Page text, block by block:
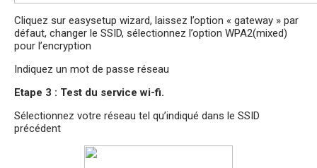
Cliquez sur easysetup wizard, laissez l’option « gateway » par
défaut, changer le SSID, sélectionnez l’option WPA2(mixed)
pour l’encryption
Indiquez un mot de passe réseau
Etape 3 : Test du service wi-fi.
Sélectionnez votre réseau tel qu’indiqué dans le SSID
précédent